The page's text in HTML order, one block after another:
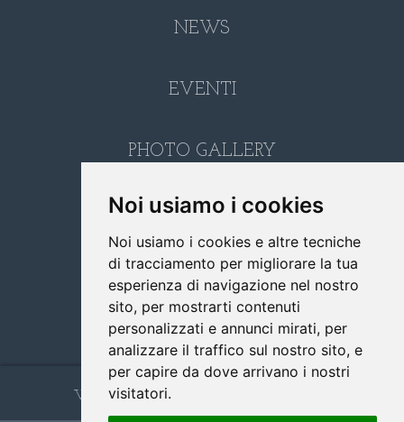
Noi usiamo i cookies
Noi usiamo i cookies e altre tecniche
di tracciamento per migliorare la tua
esperienza di navigazione nel nostro
sito, per mostrarti contenuti
personalizzati e annunci mirati, per
analizzare il traffico sul nostro sito, e
per capire da dove arrivano i nostri
visitatori.
NEWS
EVENTI
PHOTO GALLERY
LINK
CONTATTI
RICERCA
www.cappuccinifoggia.it